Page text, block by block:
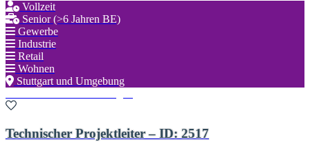
Vollzeit
Senior (>6 Jahren BE)
Gewerbe
Industrie
Retail
Wohnen
Stuttgart und Umgebung
Technischer Projektleiter – ID: 2517